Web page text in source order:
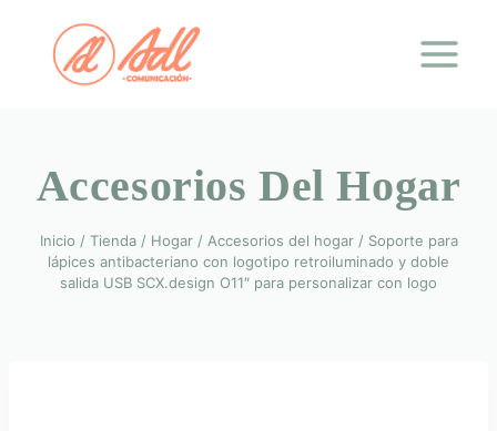
contenido
Accesorios Del Hogar
Inicio / Tienda / Hogar / Accesorios del hogar / Soporte para
lápices antibacteriano con logotipo retroiluminado y doble
salida USB SCX.design O11″ para personalizar con logo